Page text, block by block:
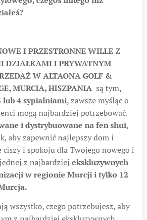
I PRZESTRONNE WILLE Z
DZIAŁKAMI I PRYWATNYM
W ALTAONA GOLF &
MURCIA, HISZPANIA są tym,
lub 4 sypialniami, zawsze myśląc o
mogą najbardziej potrzebować.
i dystrybuowane na fen shui,
aby zapewnić najlepszy dom i
ciszy i spokoju dla Twojego nowego i
z najbardziej ekskluzywnych
w regionie Murcji i tylko 12
wszystko, czego potrzebujesz, aby